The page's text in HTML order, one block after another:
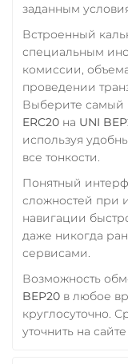
заданным
Встроенный
специальным
комиссии,
проведении
Выберите самый
ERC20 на UNI
используя
все тонкости.
Понятный
сложностей при
навигации
даже никогда
сервисами.
Возможность
BEP20 в любое
круглосуточно.
уточнить на